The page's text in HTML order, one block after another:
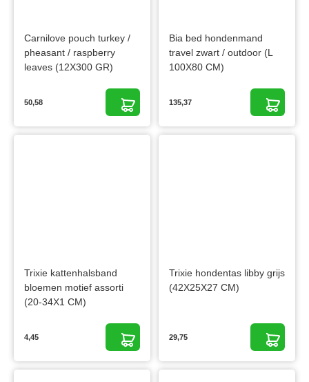
Carnilove pouch turkey /
pheasant / raspberry
leaves (12X300 GR)
50,58
Bia bed hondenmand
travel zwart / outdoor (L
100X80 CM)
135,37
Trixie kattenhalsband
bloemen motief assorti
(20-34X1 CM)
4,45
Trixie hondentas libby grijs
(42X25X27 CM)
29,75